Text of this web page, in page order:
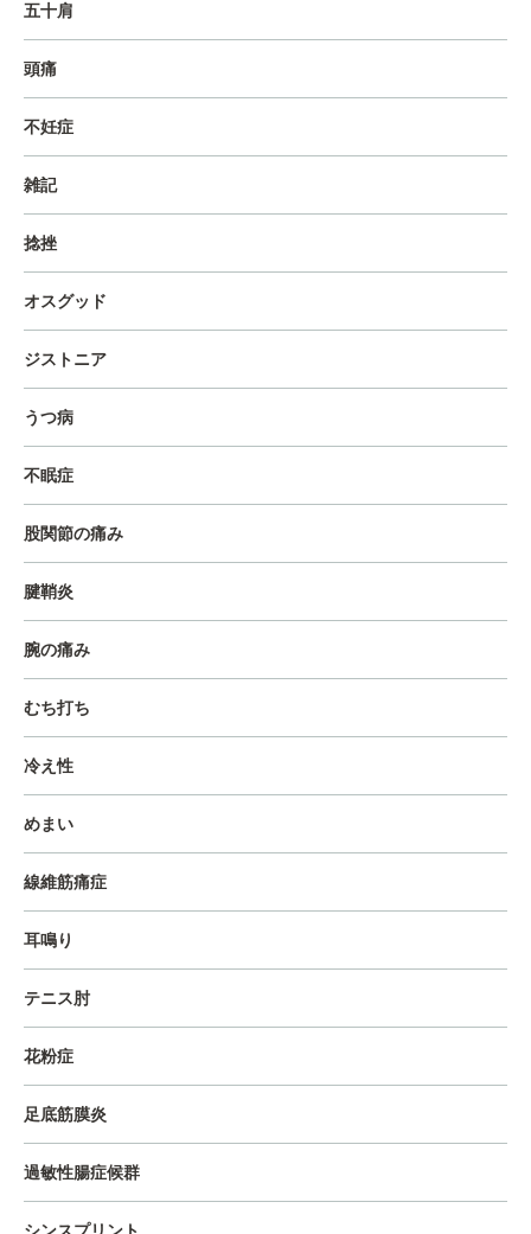
五十肩
頭痛
不妊症
雑記
捻挫
オスグッド
ジストニア
うつ病
不眠症
股関節の痛み
腱鞘炎
腕の痛み
むち打ち
冷え性
めまい
線維筋痛症
耳鳴り
テニス肘
花粉症
足底筋膜炎
過敏性腸症候群